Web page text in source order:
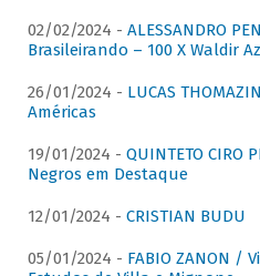
02/02/2024 - ALESSANDRO
Brasileirando – 100 X Waldir
26/01/2024 - LUCAS
Américas
19/01/2024 - QUINTETO CIRO
Negros em Destaque
12/01/2024 - CRISTIAN BUDU
05/01/2024 - FABIO ZANON /